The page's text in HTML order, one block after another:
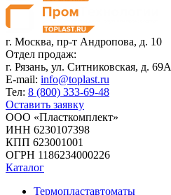
г. Москва, пр-т Андропова, д. 10
Отдел продаж:
г. Рязань, ул. Ситниковская, д. 69А
E-mail: info@toplast.ru
Тел: 8 (800) 333-69-48
Оставить заявку
ООО «Пласткомплект»
ИНН 6230107398
КПП 623001001
ОГРН 1186234000226
Каталог
Термопластавтоматы